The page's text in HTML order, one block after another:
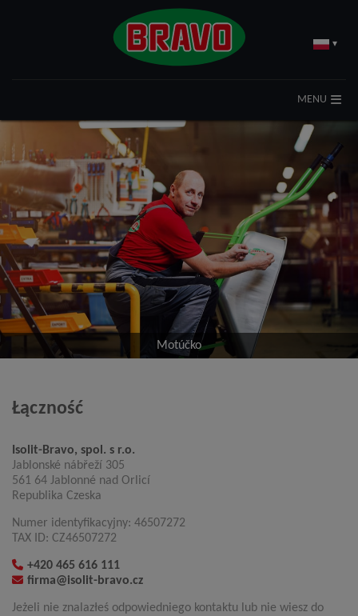
▾
MENU
Motúčko
Łączność
Isolit-Bravo, spol. s r.o.
Jablonské nábřeží 305
561 64 Jablonné nad Orlicí
Republika Czeska
Numer identyfikacyjny: 46507272
TAX ID: CZ46507272
+420 465 616 111
firma@isolit-bravo.cz
Jeżeli nie znalazłeś odpowiedniego kontaktu lub nie wiesz do